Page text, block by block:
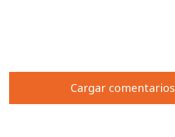
Cargar comentarios